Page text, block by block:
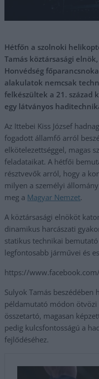
Hétfőn a szolnoki
Tamás köztársasági
Honvédség
alakulatok nemcsak
felkészültek a 21. század
egy látványos
Az Ittebei Kiss József
fogadott államfő arról
elkötelezettséggel, magas
feladataikat. A hétfői
résztvevők arról, hogy a
milyen a személyi
meg a Magyar Nemzet.
A köztársasági elnököt
dinamikus harcászati
statikus technikai
legfontosabb járművei és
https://
Sulyok Tamás beszédében
példamutató módon ötvözi
összetartó, magasan
pedig kulcsfontosságú a
fejlődéséhez.